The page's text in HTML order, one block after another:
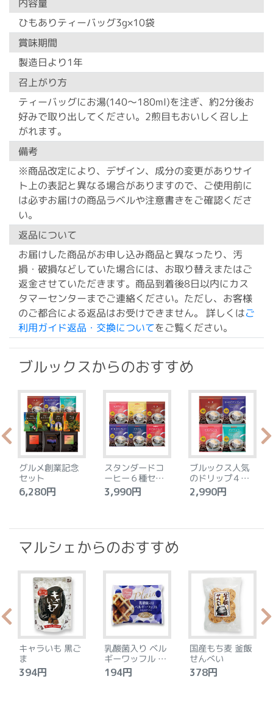
内容量
ひもありティーバッグ3g×10袋
賞味期間
製造日より1年
召上がり方
ティーバッグにお湯(140～180ml)を注ぎ、約2分後お
好みで取り出してください。2煎目もおいしく召し上
がれます。
備考
※商品改定により、デザイン、成分の変更がありサイ
ト上の表記と異なる場合がありますので、ご使用前に
は必ずお届けの商品ラベルや注意書きをご確認くださ
い。
返品について
お届けした商品がお申し込み商品と異なったり、汚
損・破損などしていた場合には、お取り替えまたはご
返金させていただきます。商品到着後8日以内にカス
タマーセンターまでご連絡ください。ただし、お客様
のご都合による返品はお受けできません。 詳しくはご
利用ガイド返品・交換についてをご覧ください。
ブルックスからのおすすめ
グルメ創業記念
セット
6,280円
スタンダードコ
ーヒー６種セッ
ト
3,990円
ブルックス人気
のドリップ４種
セット
2,990円
マルシェからのおすすめ
キャラいも 黒ご
ま
394円
乳酸菌入り ベル
ギーワッフル プ
レーン
194円
国産もち麦 釜飯
せんべい
378円